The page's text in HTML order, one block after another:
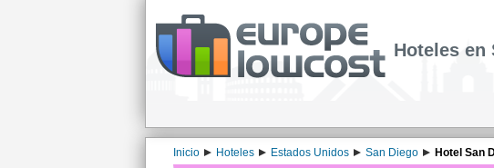
Hoteles en
Inicio Hoteles Estados Unidos San Diego Hotel San